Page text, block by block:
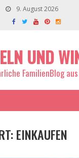
9. August 2026
UND
FamilienBlog
EINKAUFEN